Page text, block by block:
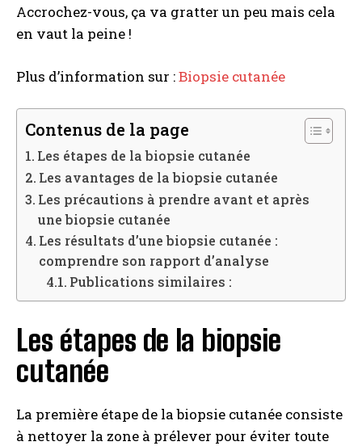
Accrochez-vous, ça va gratter un peu mais cela
en vaut la peine !
Plus d’information sur :Biopsie cutanée
Contenus de la page
Les étapes de la biopsie cutanée
Les avantages de la biopsie cutanée
Les précautions à prendre avant et après
une biopsie cutanée
Les résultats d’une biopsie cutanée :
comprendre son rapport d’analyse
Publications similaires :
Les étapes de la biopsie
cutanée
La première étape de la biopsie cutanée consiste
à nettoyer la zone à prélever pour éviter toute